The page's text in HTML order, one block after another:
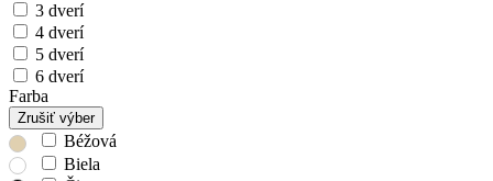
3 dverí
4 dverí
5 dverí
6 dverí
Farba
Zrušiť výber
Béžová
Biela